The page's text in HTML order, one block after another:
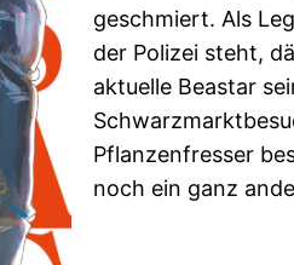
geschmiert. Als
der Polizei steht,
aktuelle Beastar
Pflanzenfresser
noch ein ganz